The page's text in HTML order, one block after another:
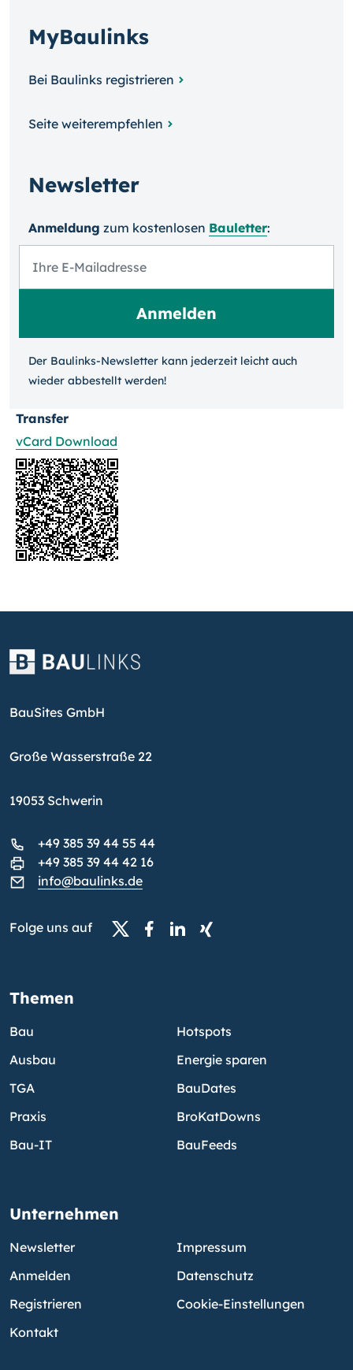
MyBaulinks
Bei Baulinks registrieren
Seite weiterempfehlen
Newsletter
Anmeldung zum kosten­losen Bauletter:
Der Baulinks-Newsletter kann jeder­zeit leicht auch
wieder ab­bestellt werden!
Transfer
vCard Download
BauSites GmbH
Große Wasserstraße 22
19053 Schwerin
+49 385 39 44 55 44
+49 385 39 44 42 16
info@baulinks.de
Folge uns auf
Themen
Bau
Ausbau
TGA
Praxis
Bau-IT
Hotspots
Energie sparen
BauDates
BroKatDowns
BauFeeds
Unternehmen
Newsletter
Anmelden
Registrieren
Kontakt
Impressum
Datenschutz
Cookie-Einstellungen